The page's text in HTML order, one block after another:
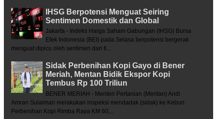
IHSG Berpotensi Menguat Seiring
Sentimen Domestik dan Global
Jakarta - Indeks Harga Saham Gabungan (IHSG) Bursa
Efek Indonesia (BEI) pada Selasa berpotensi bergerak
menguat dipicu oleh sentimen dari ti...
Sidak Perbenihan Kopi Gayo di Bener
Meriah, Mentan Bidik Ekspor Kopi
Tembus Rp 100 Triliun
BENER MERIAH - Menteri Pertanian (Mentan) Andi
Amran Sulaiman melakukan inspeksi mendadak (sidak) ke Kebun
Perbenihan Kopi Rimba Raya KM 60,...